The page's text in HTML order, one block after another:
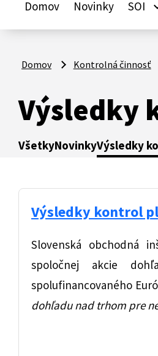
Domov Novinky SOI
Domov Kontrolná činnosť
Výsledky
VšetkyNovinkyVýsledky
Výsledky kontrol
Slovenská obchodná
spoločnej akcie
spolufinancovaného
dohľadu nad trhom pre